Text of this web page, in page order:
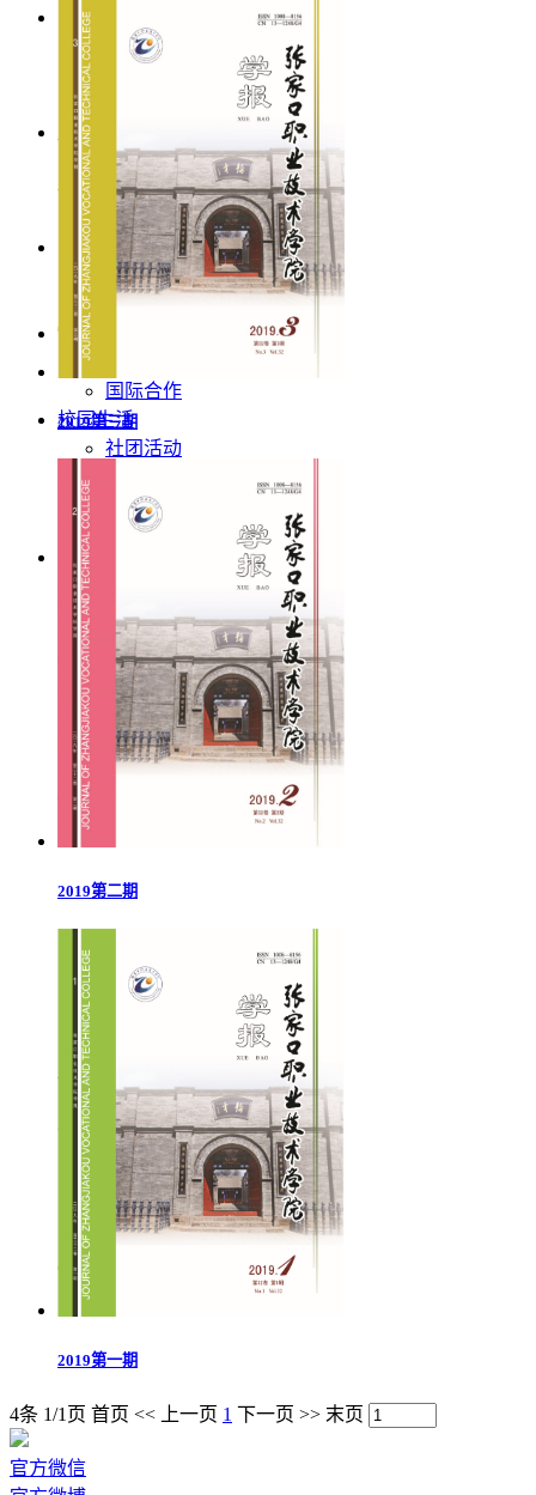
机构设置
行政机构
教学科研
师资队伍
科研成果
学术期刊
招生就业
招生网
就业创业网
合作交流
国际合作
校园生活
社团活动
生活指南
校园风景
2019第四期
2019第三期
2019第二期
2019第一期